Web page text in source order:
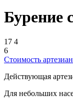
Бурение
17 4
6
Стоимость
Действующая
Для небольших